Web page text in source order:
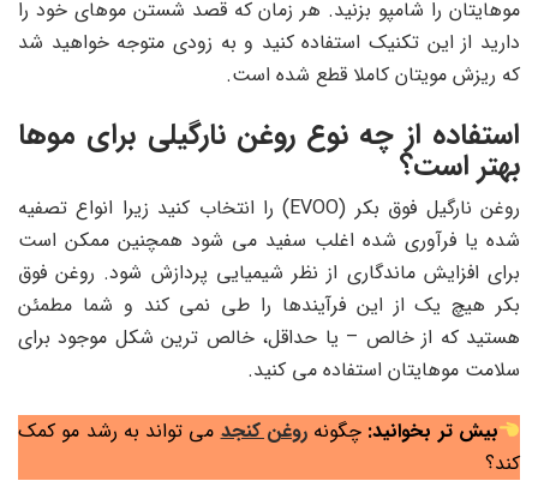
موهایتان را شامپو بزنید. هر زمان که قصد شستن موهای خود را
دارید از این تکنیک استفاده کنید و به زودی متوجه خواهید شد
که ریزش مویتان کاملا قطع شده است.
استفاده از چه نوع روغن نارگیلی برای موها
بهتر است؟
روغن نارگیل فوق بکر (EVOO) را انتخاب کنید زیرا انواع تصفیه
شده یا فرآوری شده اغلب سفید می شود همچنین ممکن است
برای افزایش ماندگاری از نظر شیمیایی پردازش شود. روغن فوق
بکر هیچ یک از این فرآیندها را طی نمی کند و شما مطمئن
هستید که از خالص – یا حداقل، خالص ترین شکل موجود برای
سلامت موهایتان استفاده می کنید.
بیش تر بخوانید: چگونهروغن کنجدمی تواند به رشد مو کمک
کند؟